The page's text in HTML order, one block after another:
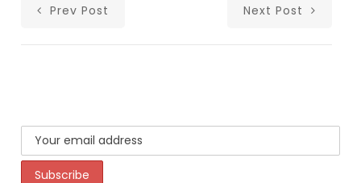
Prev Post Next Post